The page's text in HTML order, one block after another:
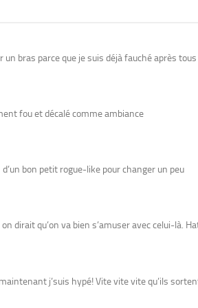
un bras parce que je suis déjà fauché après
fou et décalé comme ambiance
bon petit rogue-like pour changer un peu
dirait qu’on va bien s’amuser avec celui-là.
j’suis hypé! Vite vite vite qu’ils